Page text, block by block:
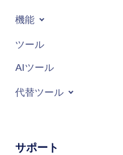
機能
ツール
AIツール
代替ツール
サポート